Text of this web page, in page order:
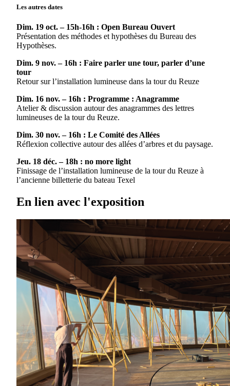
Les autres dates
Dim. 19 oct. – 15h-16h : Open Bureau Ouvert
Présentation des méthodes et hypothèses du Bureau des
Hypothèses.
Dim. 9 nov. – 16h : Faire parler une tour, parler d’une
tour
Retour sur l’installation lumineuse dans la tour du Reuze
Dim. 16 nov. – 16h : Programme : Anagramme
Atelier & discussion autour des anagrammes des lettres
lumineuses de la tour du Reuze.
Dim. 30 nov. – 16h : Le Comité des Allées
Réflexion collective autour des allées d’arbres et du paysage.
Jeu. 18 déc. – 18h : no more light
Finissage de l’installation lumineuse de la tour du Reuze à
l’ancienne billetterie du bateau Texel
En lien avec l'exposition